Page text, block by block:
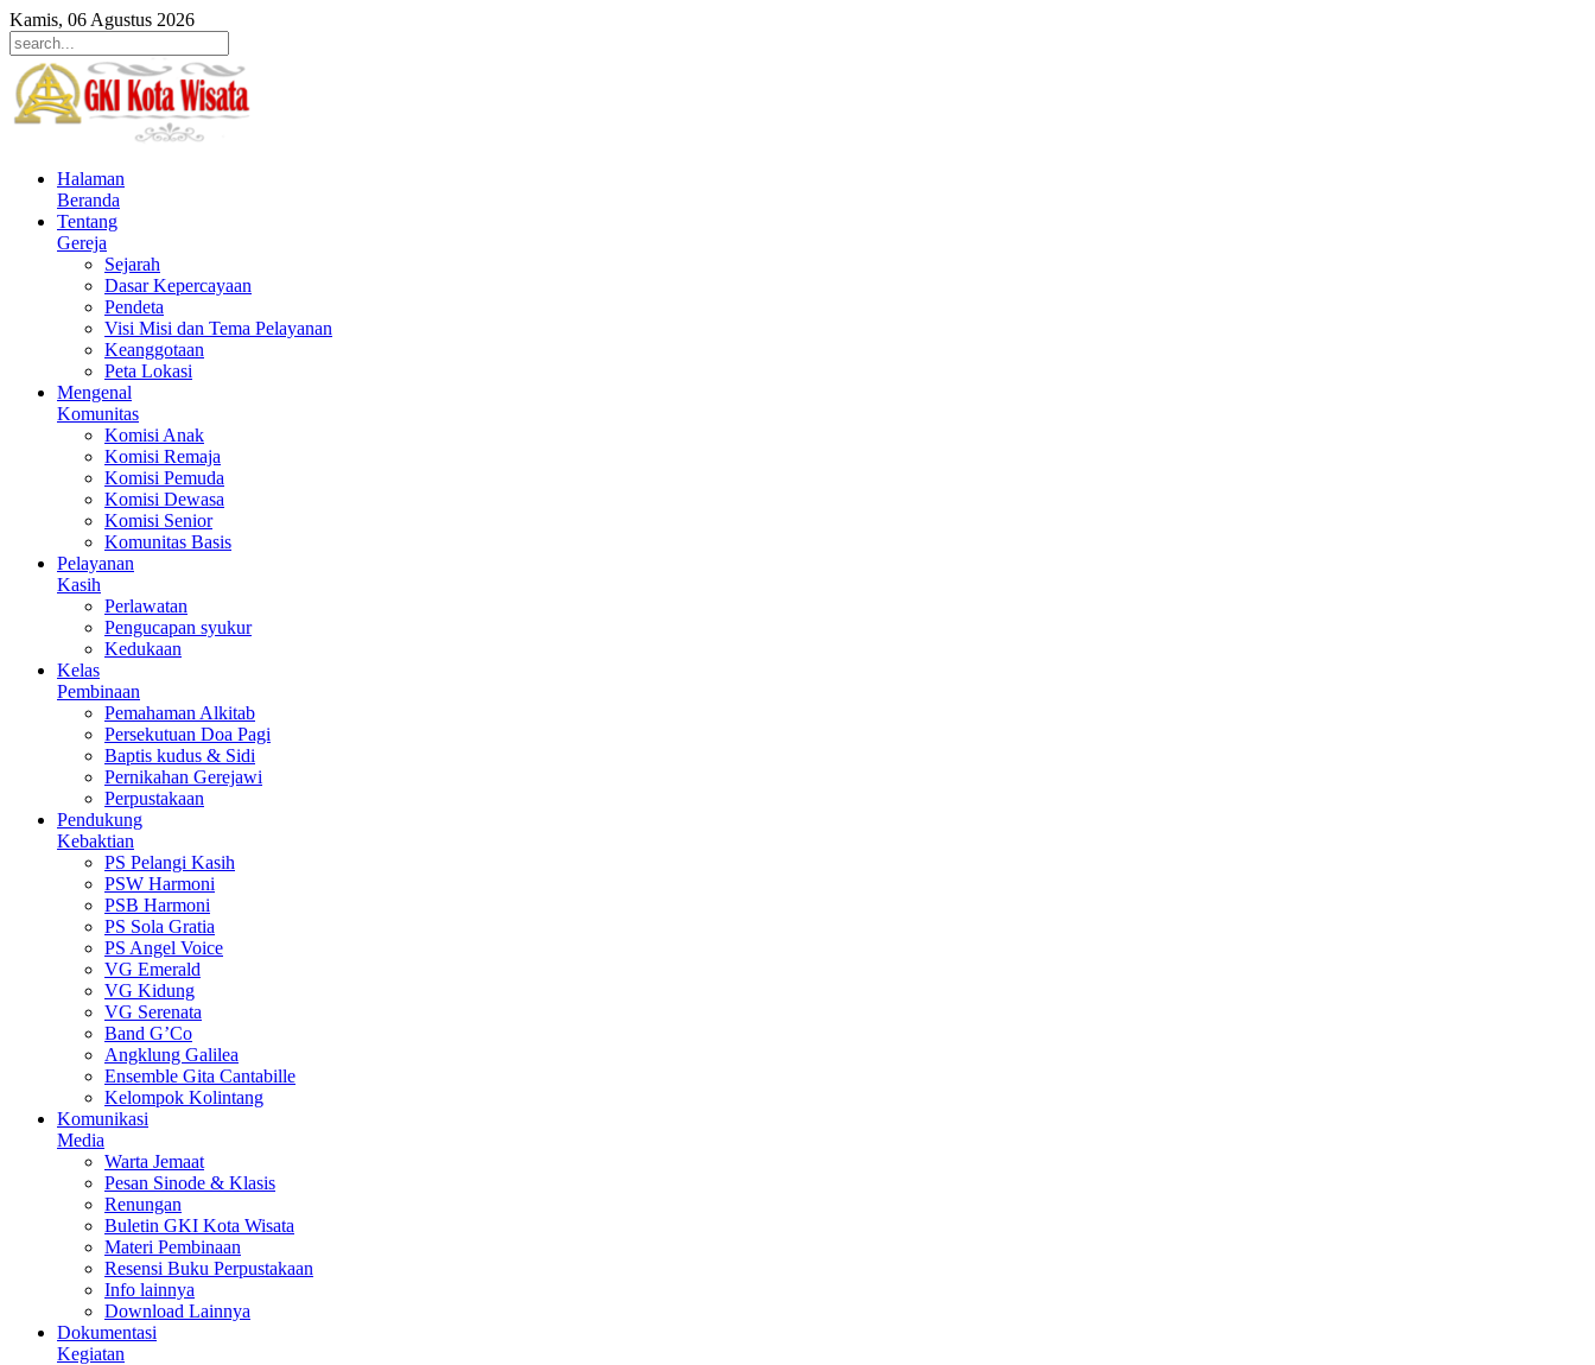
Kamis, 06 Agustus 2026
Halaman
Beranda
Tentang
Gereja
Sejarah
Dasar Kepercayaan
Pendeta
Visi Misi dan Tema Pelayanan
Keanggotaan
Peta Lokasi
Mengenal
Komunitas
Komisi Anak
Komisi Remaja
Komisi Pemuda
Komisi Dewasa
Komisi Senior
Komunitas Basis
Pelayanan
Kasih
Perlawatan
Pengucapan syukur
Kedukaan
Kelas
Pembinaan
Pemahaman Alkitab
Persekutuan Doa Pagi
Baptis kudus & Sidi
Pernikahan Gerejawi
Perpustakaan
Pendukung
Kebaktian
PS Pelangi Kasih
PSW Harmoni
PSB Harmoni
PS Sola Gratia
PS Angel Voice
VG Emerald
VG Kidung
VG Serenata
Band G’Co
Angklung Galilea
Ensemble Gita Cantabille
Kelompok Kolintang
Komunikasi
Media
Warta Jemaat
Pesan Sinode & Klasis
Renungan
Buletin GKI Kota Wisata
Materi Pembinaan
Resensi Buku Perpustakaan
Info lainnya
Download Lainnya
Dokumentasi
Kegiatan